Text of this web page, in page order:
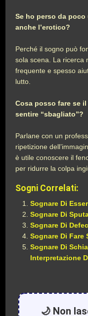
Se ho perso da poco
anche l’erotico?
Perché il sogno può
sola scena. La ricerca
frequente e spesso
lutto.
Cosa posso fare se
sentire “sbagliato”?
Parlane con un
ripetizione
è utile conoscere il
per ridurre la colpa
Sogni Correlati:
Sognare Di
Sognare Di
Sognare Di
Sognare Di Fare
Sognare Di
Interpretazione
🌙 Non